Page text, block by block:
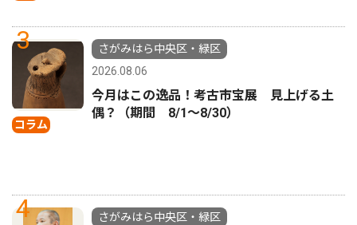
3
コラム
さがみはら中央区・緑区
2026.08.06
今月はこの逸品！考古市宝展 見上げる土
偶？（期間 8/1〜8/30）
4
さがみはら中央区・緑区